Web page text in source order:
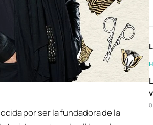
por ser la fundadora de la